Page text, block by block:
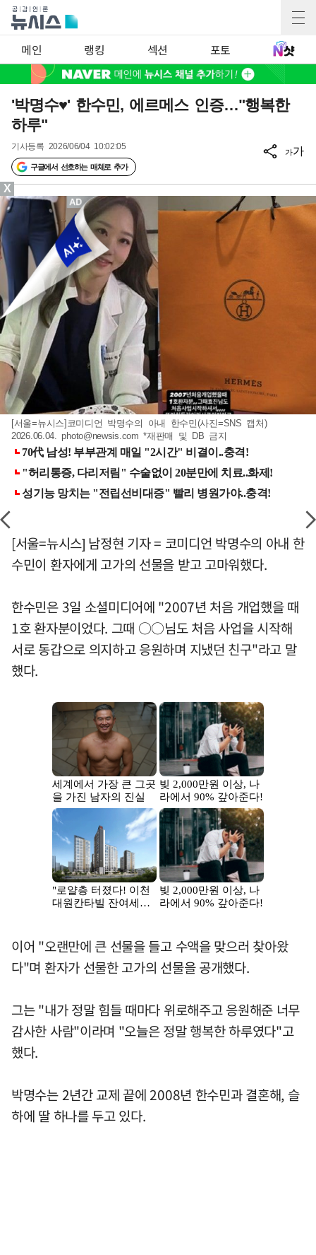
메인 랭킹 섹션 포토
'박명수♥' 한수민, 에르메스 인증…"행복한
하루"
기사등록 2026/06/04 10:02:05
구글에서 선호하는 매체로 추가
가가
[서울=뉴시스]코미디언 박명수의 아내 한수민(사진=SNS 캡처)
2026.06.04.photo@newsis.com *재판매 및 DB 금지
[서울=뉴시스] 남정현 기자 = 코미디언 박명수의 아내 한
수민이 환자에게 고가의 선물을 받고 고마워했다.
한수민은 3일 소셜미디어에 "2007년 처음 개업했을 때
1호 환자분이었다. 그때 ○○님도 처음 사업을 시작해
서로 동갑으로 의지하고 응원하며 지냈던 친구"라고 말
했다.
이어 "오랜만에 큰 선물을 들고 수액을 맞으러 찾아왔
다"며 환자가 선물한 고가의 선물을 공개했다.
그는 "내가 정말 힘들 때마다 위로해주고 응원해준 너무
감사한 사람"이라며 "오늘은 정말 행복한 하루였다"고
했다.
박명수는 2년간 교제 끝에 2008년 한수민과 결혼해, 슬
하에 딸 하나를 두고 있다.
X